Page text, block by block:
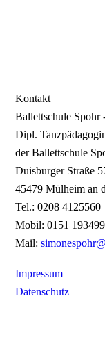
Kontakt
Ballettschule
Dipl.
der Ballettschule
Duisburger Straße
45479 Mülheim an
Tel.: 0208 4125560
Mobil: 0151
Mail:
Impressum
Datenschutz